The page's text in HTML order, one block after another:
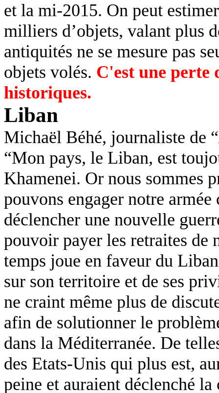
et la mi-2015. On peut
milliers d’objets, valant plus
antiquités ne se mesure pas
objets volés. C'est une perte
historiques.
Liban
Michaël Béhé, journaliste de “
“Mon pays, le Liban, est
Khamenei. Or nous sommes
pouvons engager notre
déclencher une nouvelle
pouvoir payer les retraites
temps joue en faveur du
sur son territoire et de ses
ne craint même plus de
afin de solutionner le
dans la Méditerranée. De
des Etats-Unis qui plus est,
peine et auraient déclenché